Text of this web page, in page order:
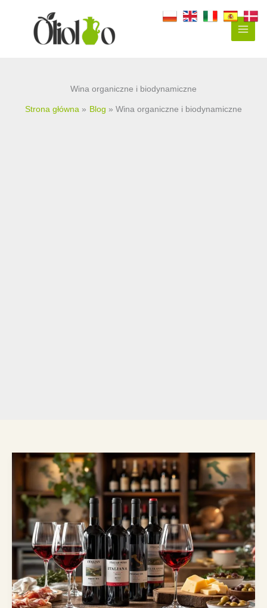
Wina organiczne i biodynamiczne
Strona główna Blog Wina organiczne i biodynamiczne